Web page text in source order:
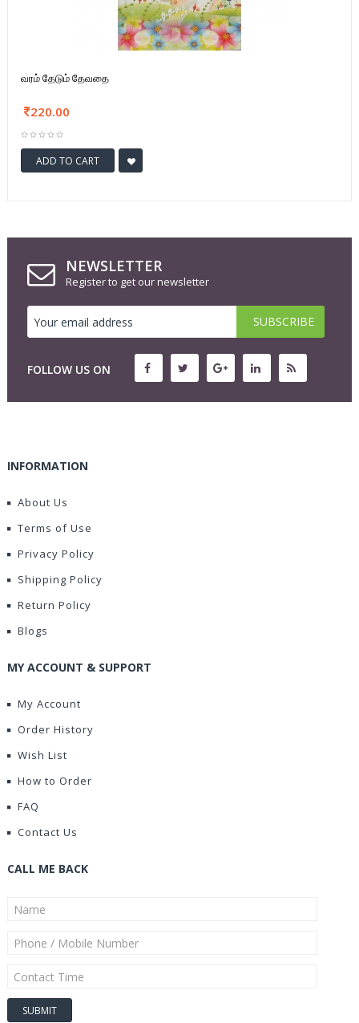
வரம் தேடும் தேவதை
220.00
ADD TO CART
NEWSLETTER
Register to get our newsletter
FOLLOW US ON
INFORMATION
About Us
Terms of Use
Privacy Policy
Shipping Policy
Return Policy
Blogs
MY ACCOUNT & SUPPORT
My Account
Order History
Wish List
How to Order
FAQ
Contact Us
CALL ME BACK